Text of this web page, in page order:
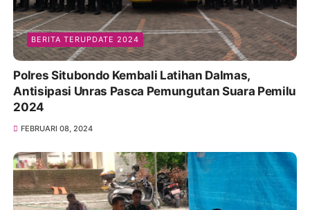
BERITA TERUPDATE 2024
Polres Situbondo Kembali Latihan Dalmas,
Antisipasi Unras Pasca Pemungutan Suara Pemilu
2024
FEBRUARI 08, 2024